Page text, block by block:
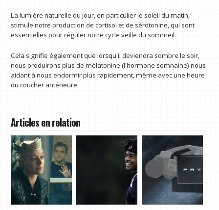
La lumière naturelle du jour, en particulier le soleil du matin,
stimule notre production de cortisol et de sérotonine, qui sont
essentielles pour réguler notre cycle veille du sommeil.
Cela signifie également que lorsqu'il deviendra sombre le soir,
nous produirons plus de mélatonine (l'hormone somnaine) nous
aidant à nous endormir plus rapidement, même avec une heure
du coucher antérieure.
Articles en relation